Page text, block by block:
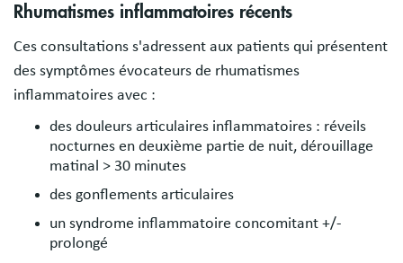
Rhumatismes inflammatoires récents
Ces consultations s'adressent aux patients qui présentent
des symptômes évocateurs de rhumatismes
inflammatoires avec :
des douleurs articulaires inflammatoires : réveils
nocturnes en deuxième partie de nuit, dérouillage
matinal > 30 minutes
des gonflements articulaires
un syndrome inflammatoire concomitant +/-
prolongé